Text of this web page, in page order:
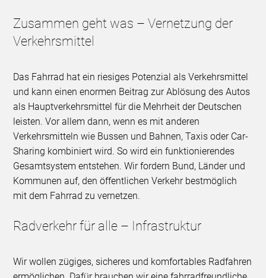
Zusammen geht was – Vernetzung der
Verkehrsmittel
Das Fahrrad hat ein riesiges Potenzial als Verkehrsmittel
und kann einen enormen Beitrag zur Ablösung des Autos
als Hauptverkehrsmittel für die Mehrheit der Deutschen
leisten. Vor allem dann, wenn es mit anderen
Verkehrsmitteln wie Bussen und Bahnen, Taxis oder Car-
Sharing kombiniert wird. So wird ein funktionierendes
Gesamtsystem entstehen. Wir fordern Bund, Länder und
Kommunen auf, den öffentlichen Verkehr bestmöglich
mit dem Fahrrad zu vernetzen.
Radverkehr für alle – Infrastruktur
Wir wollen zügiges, sicheres und komfortables Radfahren